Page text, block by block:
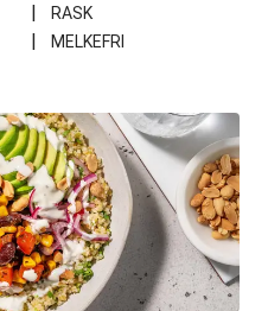
| RASK
|
MELKEFRI